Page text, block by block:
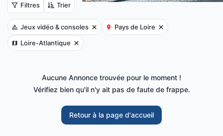
Filtres Trier
Jeux vidéo & consoles
Pays de Loire
Loire-Atlantique
Aucune Annonce trouvée pour le moment !
Vérifiez bien qu'il n'y ait pas de faute de frappe.
Retour à la page d'accueil